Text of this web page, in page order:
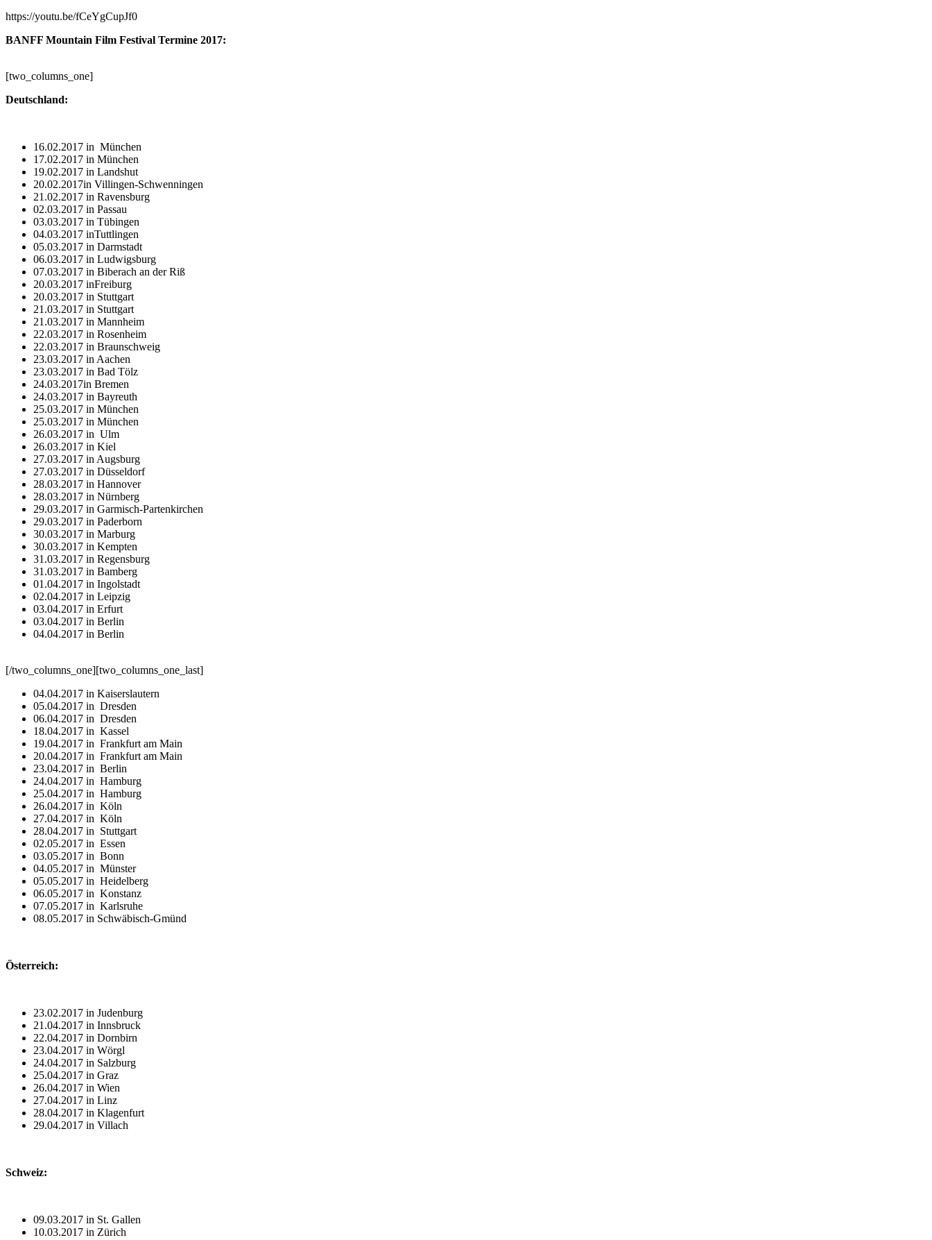
https://youtu.be/fCeYgCupJf0
BANFF Mountain Film Festival Termine 2017:
[two_columns_one]
Deutschland:
16.02.2017 in München
17.02.2017 in München
19.02.2017 in Landshut
20.02.2017in Villingen-Schwenningen
21.02.2017 in Ravensburg
02.03.2017 in Passau
03.03.2017 in Tübingen
04.03.2017 inTuttlingen
05.03.2017 in Darmstadt
06.03.2017 in Ludwigsburg
07.03.2017 in Biberach an der Riß
20.03.2017 inFreiburg
20.03.2017 in Stuttgart
21.03.2017 in Stuttgart
21.03.2017 in Mannheim
22.03.2017 in Rosenheim
22.03.2017 in Braunschweig
23.03.2017 in Aachen
23.03.2017 in Bad Tölz
24.03.2017in Bremen
24.03.2017 in Bayreuth
25.03.2017 in München
25.03.2017 in München
26.03.2017 in Ulm
26.03.2017 in Kiel
27.03.2017 in Augsburg
27.03.2017 in Düsseldorf
28.03.2017 in Hannover
28.03.2017 in Nürnberg
29.03.2017 in Garmisch-Partenkirchen
29.03.2017 in Paderborn
30.03.2017 in Marburg
30.03.2017 in Kempten
31.03.2017 in Regensburg
31.03.2017 in Bamberg
01.04.2017 in Ingolstadt
02.04.2017 in Leipzig
03.04.2017 in Erfurt
03.04.2017 in Berlin
04.04.2017 in Berlin
[/two_columns_one][two_columns_one_last]
04.04.2017 in Kaiserslautern
05.04.2017 in Dresden
06.04.2017 in Dresden
18.04.2017 in Kassel
19.04.2017 in Frankfurt am Main
20.04.2017 in Frankfurt am Main
23.04.2017 in Berlin
24.04.2017 in Hamburg
25.04.2017 in Hamburg
26.04.2017 in Köln
27.04.2017 in Köln
28.04.2017 in Stuttgart
02.05.2017 in Essen
03.05.2017 in Bonn
04.05.2017 in Münster
05.05.2017 in Heidelberg
06.05.2017 in Konstanz
07.05.2017 in Karlsruhe
08.05.2017 in Schwäbisch-Gmünd
Österreich:
23.02.2017 in Judenburg
21.04.2017 in Innsbruck
22.04.2017 in Dornbirn
23.04.2017 in Wörgl
24.04.2017 in Salzburg
25.04.2017 in Graz
26.04.2017 in Wien
27.04.2017 in Linz
28.04.2017 in Klagenfurt
29.04.2017 in Villach
Schweiz:
09.03.2017 in St. Gallen
10.03.2017 in Zürich